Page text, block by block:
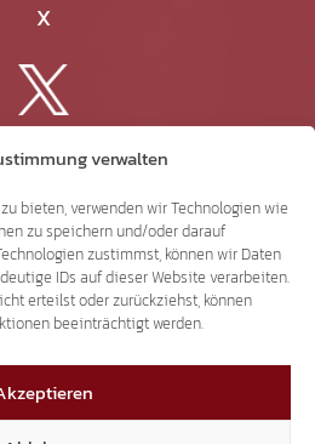
verwalten
bieten, verwenden wir Technologien wie
zu speichern und/oder darauf
zustimmst, können wir Daten
IDs auf dieser Website verarbeiten.
erteilst oder zurückziehst, können
beeinträchtigt werden.
X
3.507
Threads
3.401
YouTube